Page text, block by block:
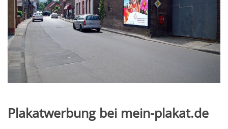
Plakatwerbung bei mein-plakat.de